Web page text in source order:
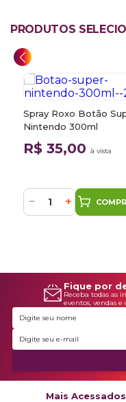
PRODUTOS
Spray Roxo Botão
Nintendo 300ml
R$ 35,00 à vista
− +
Fique por
Receba todas as
eventos, vendas e
Mais Acessados